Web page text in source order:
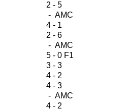
2 - 5
- AMC
4 - 1
2 - 6
- AMC
5 - 0 F1
3 - 3
4 - 2
4 - 3
- AMC
4 - 2